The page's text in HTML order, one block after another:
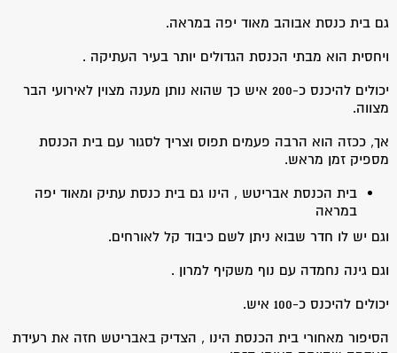
גם בית כנסת אבוהב מאוד יפה במראה.
ויחסית הוא מבתי הכנסת הגדולים יותר בעיר העתיקה .
יכולים להיכנס כ-200 איש כך שהוא נותן מענה מצוין לאירועי הבר
מצווה.
אך, ככזה הוא הרבה פעמים תפוס וצריך לסגור עם בית הכנסת
מספיק זמן מראש.
בית הכנסת אבריטש , הינו גם בית כנסת עתיק ומאוד יפה
במראה
וגם יש לו חדר שבוא ניתן לשם כיבוד קל לאורחים.
וגם גינה נחמדה עם נוף משקיף למרון .
יכולים להיכנס כ-100 איש.
הסיפור מאחורי בית הכנסת הינו , הצדיק באבריטש חזה את רעידת